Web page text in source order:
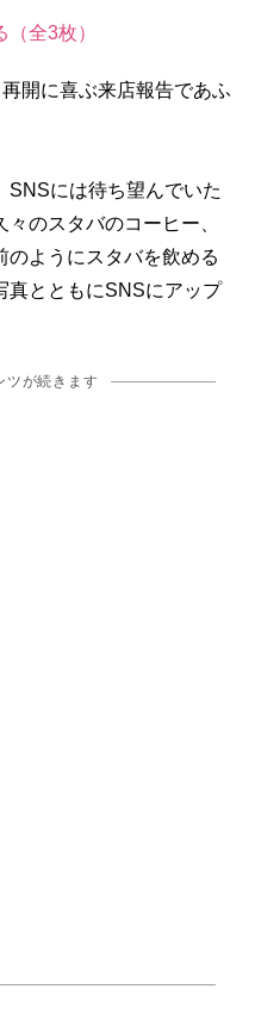
全3枚）
開に喜ぶ来店報告であふ
には待ち望んでいた
のスタバのコーヒー、
のようにスタバを飲める
真とともにSNSにアップ
ツが続きます